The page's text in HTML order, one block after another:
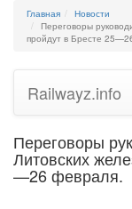
Главная
Новости
Переговоры
пройдут в Бресте
Railwayz.info
Переговоры
Литовских
—26 февраля.